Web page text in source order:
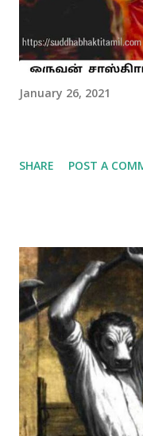
தாமரைப்பாத சேவையை
தந்தருள்வாராக. பதம் 2
பட்ட ஷ...
January 26, 2021
SHARE POST A